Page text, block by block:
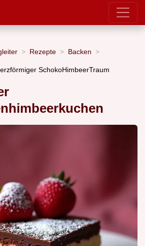
Rezepte Backen
SchokoHimbeerTraum